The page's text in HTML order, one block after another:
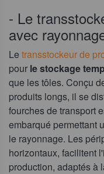
- Le
avec
Le transstockeur de
pour le stockage
que les tôles. Conçu
produits longs, il se
fourches de transport
embarqué permettant
le rayonnage. Les
horizontaux, facilitent
production, adaptés à